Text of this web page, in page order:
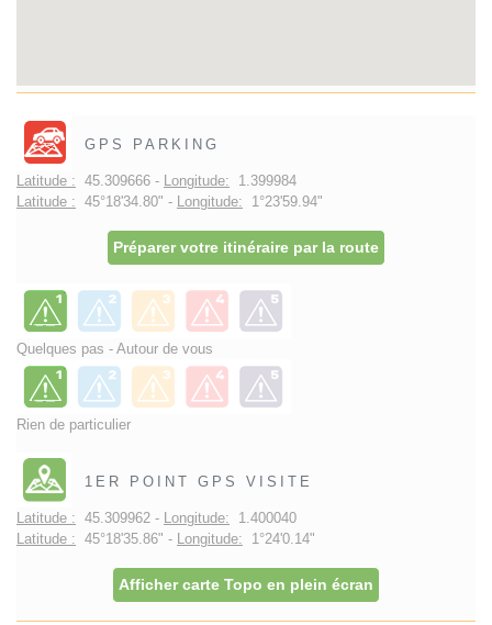
GPS PARKING
Latitude : 45.309666 - Longitude: 1.399984
Latitude : 45°18'34.80" - Longitude: 1°23'59.94"
Préparer votre itinéraire par la route
Quelques pas - Autour de vous
Rien de particulier
1ER POINT GPS VISITE
Latitude : 45.309962 - Longitude: 1.400040
Latitude : 45°18'35.86" - Longitude: 1°24'0.14"
Afficher carte Topo en plein écran